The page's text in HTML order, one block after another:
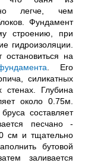
легче, чем
Фундамент
строению, при
гидроизоляции.
остановиться на
. Его
силикатных
Глубина
около 0.75м.
составляет
песчано -
см и тщательно
бутовой
заливается